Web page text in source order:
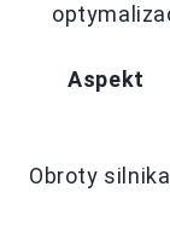
Aspekt
Obroty silnika